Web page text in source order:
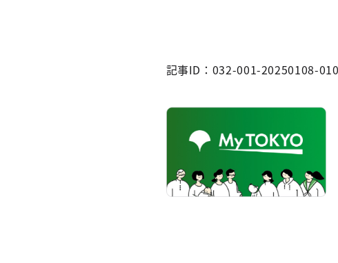
記事ID：032-001-20250108-